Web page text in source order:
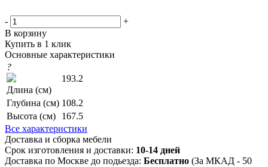
-
+
В корзину
Купить в 1 клик
Основные характеристики
?
Длина (см)
193.2
Глубина (см) 108.2
Высота (см)
167.5
Все характеристики
Доставка и сборка мебели
Срок изготовления и доставки: 10-14 дней
Доставка по Москве до подьезда: Бесплатно (За МКАД - 50